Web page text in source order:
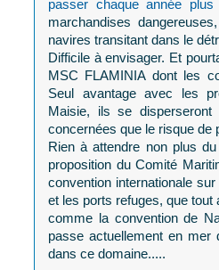
passer chaque année
marchandises
navires transitant dans le
Difficile à envisager. Et
MSC FLAMINIA dont les
Seul avantage avec les
Maisie, ils se
concernées que le risque de
Rien à attendre non plus
proposition du Comité
convention internationale
et les ports refuges, que tout
comme la convention de
passe actuellement en mer
dans ce domaine.....